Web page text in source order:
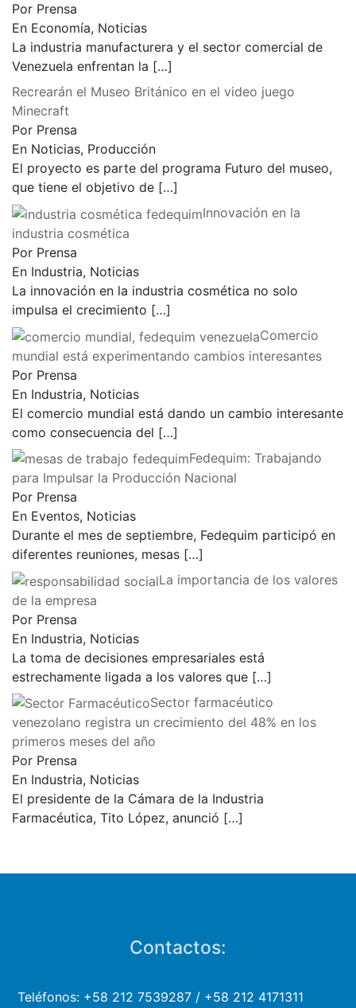
Por Prensa
En Economía, Noticias
La industria manufacturera y el sector comercial de
Venezuela enfrentan la […]
Recrearán el Museo Británico en el video juego
Minecraft
Por Prensa
En Noticias, Producción
El proyecto es parte del programa Futuro del museo,
que tiene el objetivo de […]
Innovación en la
industria cosmética
Por Prensa
En Industria, Noticias
La innovación en la industria cosmética no solo
impulsa el crecimiento […]
Comercio
mundial está experimentando cambios interesantes
Por Prensa
En Industria, Noticias
El comercio mundial está dando un cambio interesante
como consecuencia del […]
Fedequim: Trabajando
para Impulsar la Producción Nacional
Por Prensa
En Eventos, Noticias
Durante el mes de septiembre, Fedequim participó en
diferentes reuniones, mesas […]
La importancia de los valores
de la empresa
Por Prensa
En Industria, Noticias
La toma de decisiones empresariales está
estrechamente ligada a los valores que […]
Sector farmacéutico
venezolano registra un crecimiento del 48% en los
primeros meses del año
Por Prensa
En Industria, Noticias
El presidente de la Cámara de la Industria
Farmacéutica, Tito López, anunció […]
Contactos:
Teléfonos: +58 212 7539287 / +58 212 4171311